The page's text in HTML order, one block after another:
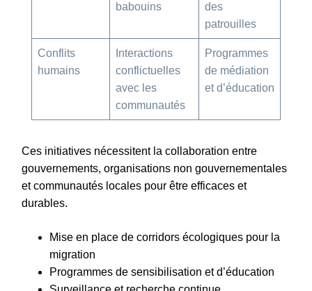
babouins
des
patrouilles
Conflits
humains
Interactions
conflictuelles
avec les
communautés
Programmes
de médiation
et d’éducation
Ces initiatives nécessitent la collaboration entre
gouvernements, organisations non gouvernementales
et communautés locales pour être efficaces et
durables.
Mise en place de corridors écologiques pour la
migration
Programmes de sensibilisation et d’éducation